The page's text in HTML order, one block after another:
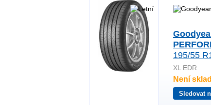
195/55
XL EDR
Není
Sledovat